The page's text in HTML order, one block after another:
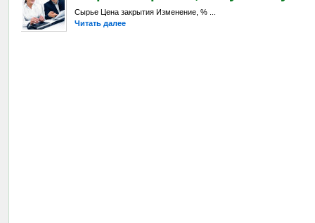
Сырье Цена закрытия Изменение, % ...
Читать далее